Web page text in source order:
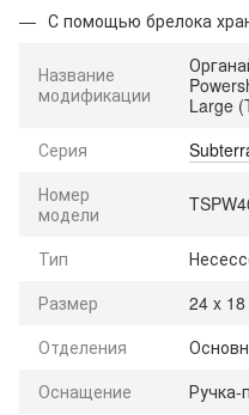
С помощью брелока
Название
модификации
Large
Серия
Номер
модели
Тип
Размер
24 x
Отделения
Оснащение
Ручка-